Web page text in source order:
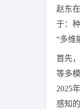
赵东
于：
“多维
首先
等多
2025
感知